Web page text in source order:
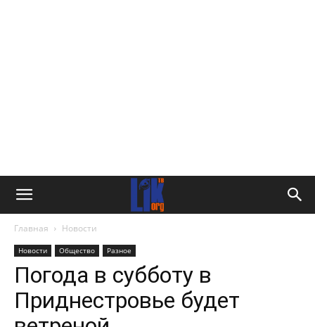
Главная Новости
Новости Общество Разное
Погода в субботу в
Приднестровье будет